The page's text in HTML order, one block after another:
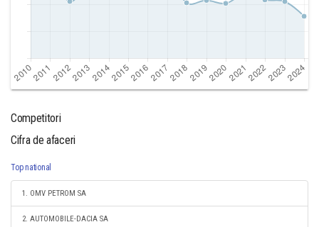
Competitori
Cifra de afaceri
Top national
1. OMV PETROM SA
2. AUTOMOBILE-DACIA SA